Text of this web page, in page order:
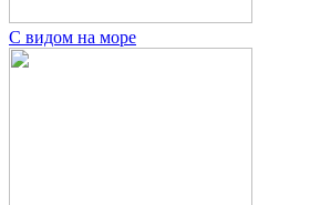
С видом на море